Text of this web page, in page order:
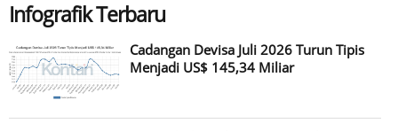
Infografik Terbaru
Cadangan Devisa Juli 2026 Turun Tipis
Menjadi US$ 145,34 Miliar